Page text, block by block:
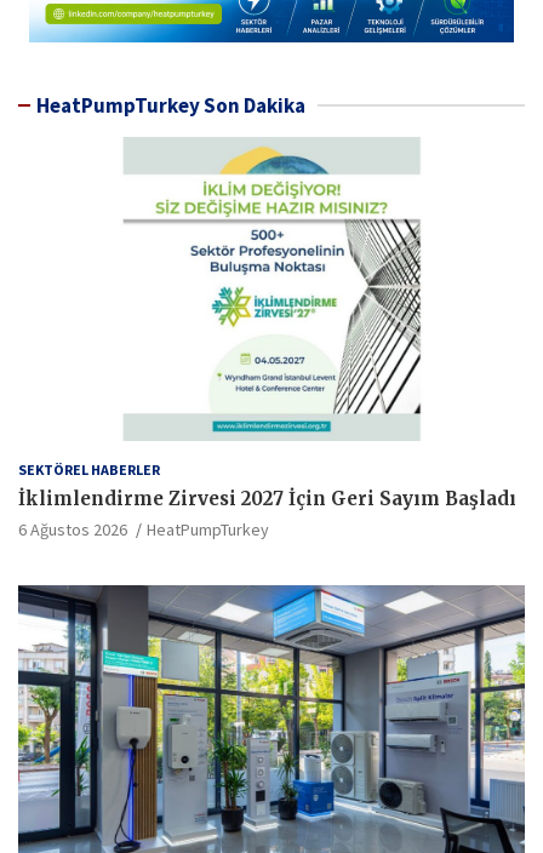
HeatPumpTurkey Son Dakika
SEKTÖREL HABERLER
İklimlendirme Zirvesi 2027 İçin Geri Sayım Başladı
6 Ağustos 2026 HeatPumpTurkey